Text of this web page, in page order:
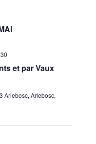
et par Vaux
Arlebosc, Arlebosc,